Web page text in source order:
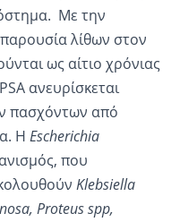
Με την
λίθων στον
ως αίτιο χρόνιας
ανευρίσκεται
πασχόντων από
Η Escherichia
που
Klebsiella
Proteus spp,